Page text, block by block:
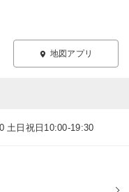
地図アプリ
土日祝日10:00-19:30